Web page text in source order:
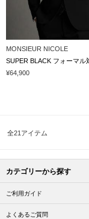
MONSIEUR NICOLE
SUPER BLACK フォーマル
¥64,900
全21アイテム
カテゴリーから探す
ご利用ガイド
よくあるご質問